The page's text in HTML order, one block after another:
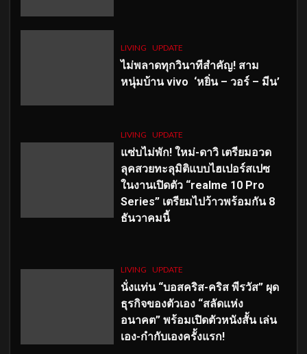
LIVING UPDATE
ไม่พลาดทุกวินาทีสำคัญ! สาม
หนุ่มบ้าน vivo ‘หยิ่น – วอร์ – มีน’
LIVING UPDATE
แซ่บไม่พัก! ใหม่-ดาวิ เตรียมอวด
ลุคสวยทะลุมิติแบบไฮเปอร์สเปซ
ในงานเปิดตัว “realme 10 Pro
Series” เตรียมไปว้าวพร้อมกัน 8
ธันวาคมนี้
LIVING UPDATE
นั่งแท่น “บอสคริส-คริส พีรวัส” ผุด
ธุรกิจของตัวเอง “สลัดแห่ง
อนาคต” พร้อมเปิดตัวหนังสั้น เล่น
เอง-กำกับเองครั้งแรก!